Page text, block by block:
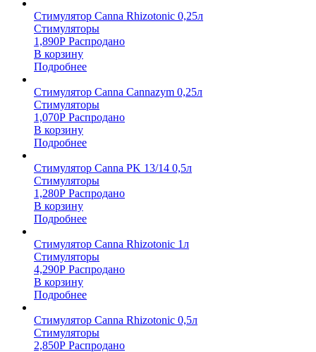
Стимулятор Canna Rhizotonic 0,25л
Стимуляторы
1,890Р Распродано
В корзину
Подробнее
Стимулятор Canna Cannazym 0,25л
Стимуляторы
1,070Р Распродано
В корзину
Подробнее
Стимулятор Canna PK 13/14 0,5л
Стимуляторы
1,280Р Распродано
В корзину
Подробнее
Стимулятор Canna Rhizotonic 1л
Стимуляторы
4,290Р Распродано
В корзину
Подробнее
Стимулятор Canna Rhizotonic 0,5л
Стимуляторы
2,850Р Распродано